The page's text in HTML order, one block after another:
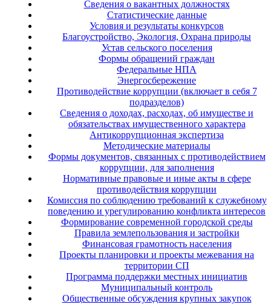
Сведения о вакантных должностях
Статистические данные
Условия и результаты конкурсов
Благоустройство, Экология, Охрана природы
Устав сельского поселения
Формы обращений граждан
Федеральные НПА
Энергосбережение
Противодействие коррупции (включает в себя 7
подразделов)
Сведения о доходах, расходах, об имуществе и
обязательствах имущественного характера
Антикоррупционная экспертиза
Методические материалы
Формы документов, связанных с противодействием
коррупции, для заполнения
Нормативные правовые и иные акты в сфере
противодействия коррупции
Комиссия по соблюдению требований к служебному
поведению и урегулированию конфликта интересов
Формирование современной городской среды
Правила землепользования и застройки
Финансовая грамотность населения
Проекты планировки и проекты межевания на
территории СП
Программа поддержки местных инициатив
Муниципальный контроль
Общественные обсуждения крупных закупок